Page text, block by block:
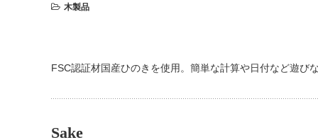
木製品
FSC認証材国産ひのきを使用。簡単な計算や日付など遊び
Sake